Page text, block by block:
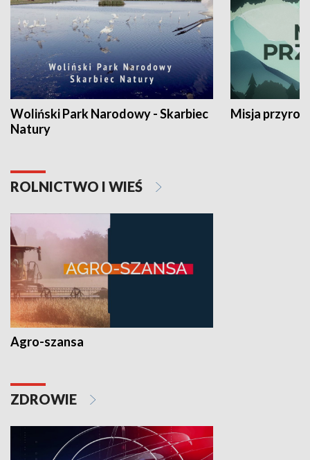
Woliński Park Narodowy - Skarbiec
Natury
Misja
ROLNICTWO I WIEŚ
Agro-szansa
ZDROWIE